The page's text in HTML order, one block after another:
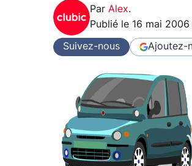
Par Alex.
Publié le 16 mai 2006
Suivez-nous Ajoutez-